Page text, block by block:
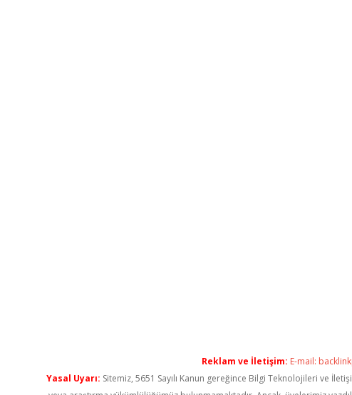
Reklam ve İletişim: E-mail:
Yasal Uyarı: Sitemiz, 5651 Sayılı Kanun gereğince Bilgi Teknolojileri ve